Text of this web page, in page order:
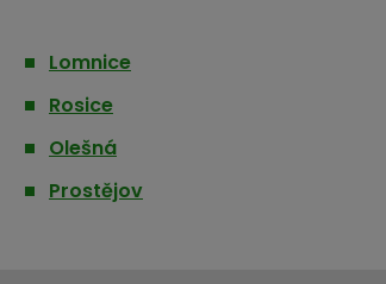
Lomnice
Rosice
Olešná
Prostějov